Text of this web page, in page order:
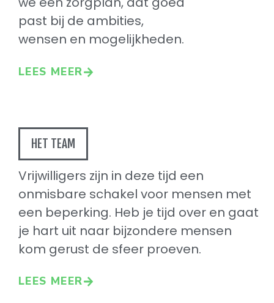
past bij de ambities,
wensen en mogelijkheden.
LEES MEER
HET TEAM
Vrijwilligers zijn in deze tijd een
onmisbare schakel voor mensen met
een beperking. Heb je tijd over en gaat
je hart uit naar bijzondere mensen
kom gerust de sfeer proeven.
LEES MEER